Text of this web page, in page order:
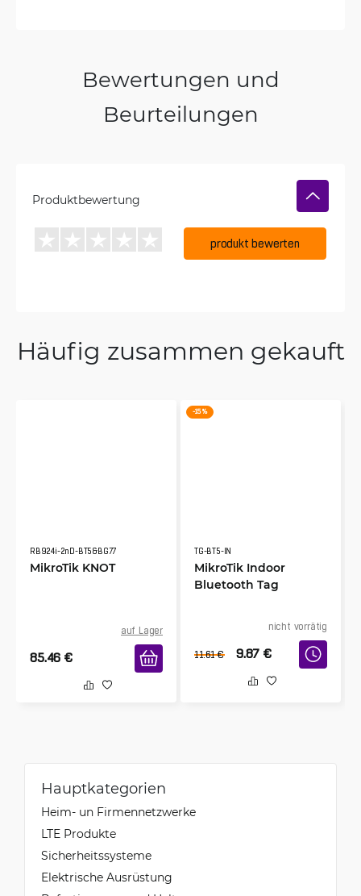
Bewertungen und
Beurteilungen
Produktbewertung
produkt bewerten
Häufig zusammen gekauft
RB924i-2nD-BT5&BG77
MikroTik KNOT
auf Lager
85.46 €
-15 %
TG-BT5-IN
MikroTik Indoor
Bluetooth Tag
nicht vorrätig
11.61 € 9.87 €
Hauptkategorien
Heim- un Firmennetzwerke
LTE Produkte
Sicherheitssysteme
Elektrische Ausrüstung